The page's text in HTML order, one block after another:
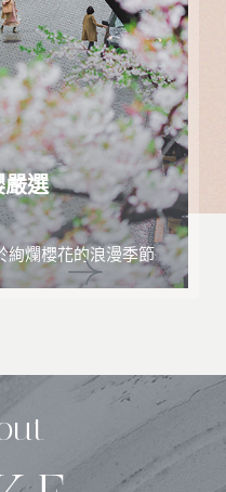
嚴選
絢爛櫻花的浪漫季節